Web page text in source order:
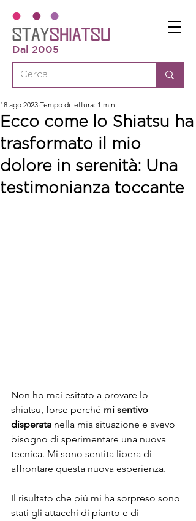
Dal 2005
Ecco come lo Shiatsu ha
trasformato il mio
dolore in serenità: Una
testimonianza toccante
18 ago 2023 Tempo di lettura: 1 min
Non ho mai esitato a provare lo
shiatsu, forse perché mi sentivo
disperata nella mia situazione e avevo
bisogno di sperimentare una nuova
tecnica. Mi sono sentita libera di
affrontare questa nuova esperienza.
Il risultato che più mi ha sorpreso sono
stati gli attacchi di pianto e di